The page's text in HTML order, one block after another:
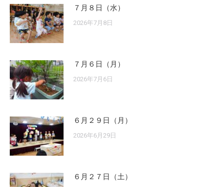
７月８日（水）
2026年7月8日
７月６日（月）
2026年7月6日
６月２９日（月）
2026年6月29日
６月２７日（土）